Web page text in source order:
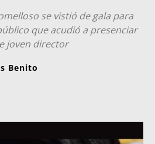
se vistió de gala para
que acudió a presenciar
joven director
Benito